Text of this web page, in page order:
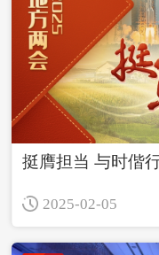
挺膺担当 与时偕
2025-02-05